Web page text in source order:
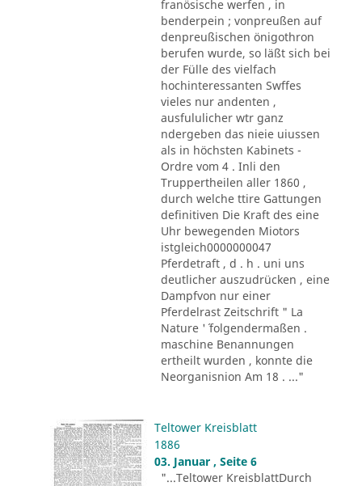
franösische werfen , in
benderpein ; vonpreußen auf
denpreußischen önigothron
berufen wurde, so läßt sich bei
der Fülle des vielfach
hochinteressanten Swffes
vieles nur andenten ,
ausfululicher wtr ganz
ndergeben das nieie uiussen
als in höchsten Kabinets -
Ordre vom 4 . Inli den
Truppertheilen aller 1860 ,
durch welche ttire Gattungen
definitiven Die Kraft des eine
Uhr bewegenden Miotors
istgleich0000000047
Pferdetraft , d . h . uni uns
deutlicher auszudrücken , eine
Dampfvon nur einer
Pferdelrast Zeitschrift " La
Nature '´ folgendermaßen .
maschine Benannungen
ertheilt wurden , konnte die
Neorganisnion Am 18 . ..."
Teltower Kreisblatt
1886
03. Januar , Seite 6
"...Teltower KreisblattDurch